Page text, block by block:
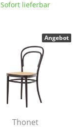
Sofort lieferbar
Thonet
Angebot